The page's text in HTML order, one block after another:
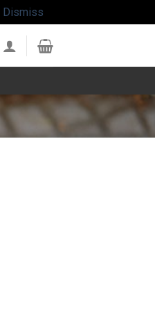
Dismiss